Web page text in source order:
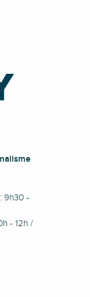
9h30 -
- 12h /